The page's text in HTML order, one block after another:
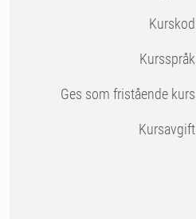
Kurskod
Kursspråk
Ges som fristående kurs
Kursavgift